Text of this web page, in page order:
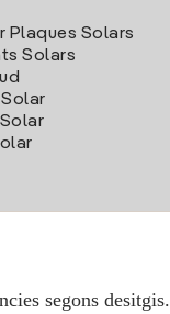
Plaques Solars
Solars
Solar
Solar
segons desitgis.